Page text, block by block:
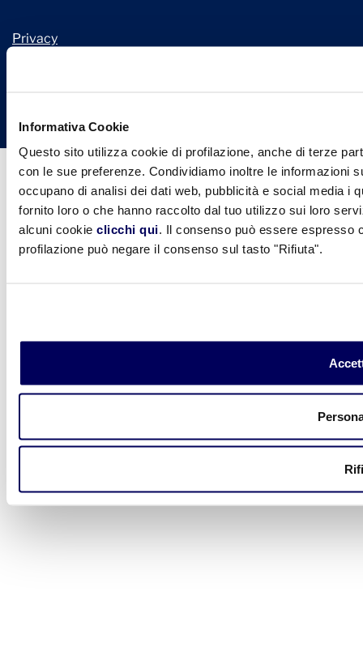
Informativa Cookie
Questo sito utilizza cookie di profilazione, anche di terze
con le sue preferenze. Condividiamo inoltre le informazioni
occupano di analisi dei dati web, pubblicità e social media i
fornito loro o che hanno raccolto dal tuo utilizzo sui loro
alcuni cookie clicchi qui. Il consenso può essere espresso
profilazione può negare il consenso sul tasto "Rifiuta".
Privacy